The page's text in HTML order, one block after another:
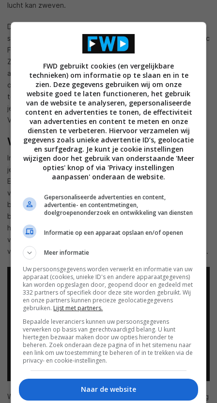
lucht kan zweven.
Daarnaast is nu de Encore-modus toegevoegd. Deze modus
speelt zich af na de gebeurtenissen van Sonic Mania en Sonic
Forces, waarin spelers te maken krijgen met aangepaste
Zones met nieuwe regels. Je krijgt toegang tot nagenoeg
alle Mania-levels, met hier en daar aangepaste kleuren en
objecten die verplaatst zijn. Ook zijn er nieuwe omgevingen
te vinden, die voorheen niet in de game zaten. Kortom: heb
je genoten van Sonic Mania en wil je er nog meer uithalen?
Voor vijf euro extra kun je de Plus-update nu downloaden.
We Happy Few
In de game We Happy Few krijg je te maken met regels waar
je je aan moet houden, in een alternatieve versie van
Engeland in de jaren zestig. Het is een retrofuturistisch land
verwoest door oorlog, opgebouwd door gedesillusioneerde,
blije mensen. Zo op het eerst gezicht is iedereen – en alles –
blij, maar je ontdekt al gauw dat deze prachtige wereld op
het punt staat in elkaar te storten. Want niemand houdt het
vol heel z’n leven te moeten lachen, terwijl er niets te lachen
valt. Achter al die maskers schuilt daarom een donker geheim.
Wanneer je deze game speelt – of de trailer bekijkt – dan krijg
FWD gebruikt cookies (en vergelijkbare
technieken) om informatie op te slaan en in te
zien. Deze gegevens gebruiken wij om onze
website goed te laten functioneren, het gebruik
van de website te analyseren, gepersonaliseerde
content en advertenties te tonen, de effectiviteit
van advertenties en content te meten en onze
diensten te verbeteren. Hiervoor verzamelen wij
gegevens zoals unieke advertentie ID’s, geolocatie
en surfgedrag. Je kunt je cookie instellingen
wijzigen door het gebruik van onderstaande 'Meer
opties' knop of via 'Privacy instellingen
aanpassen' onderaan de website.
Gepersonaliseerde advertenties en content,
advertentie- en contentmetingen,
doelgroepenonderzoek en ontwikkeling van diensten
Informatie op een apparaat opslaan en/of openen
Meer informatie
Uw persoonsgegevens worden verwerkt en informatie van uw
apparaat (cookies, unieke ID's en andere apparaatgegevens)
kan worden opgeslagen door, geopend door en gedeeld met
332 partners of specifiek door deze site worden gebruikt. Wij
en onze partners kunnen precieze geolocatiegegevens
gebruiken. Lijst met partners.
Bepaalde leveranciers kunnen uw persoonsgegevens
verwerken op basis van gerechtvaardigd belang. U kunt
hiertegen bezwaar maken door uw opties hieronder te
beheren. Zoek onderaan deze pagina of in het sitemenu naar
een link om uw toestemming te beheren of in te trekken via de
privacy- en cookie-instellingen.
Naar de website